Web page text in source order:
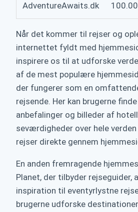
AdventureAwaits.dk
Når det kommer til rejser og
internettet fyldt med
inspirere os til at udforske
af de mest populære
der fungerer som en
rejsende. Her kan brugerne
anbefalinger og billeder af
seværdigheder over hele
rejser direkte gennem
En anden fremragende
Planet, der tilbyder rejseguider,
inspiration til eventyrlystne
brugerne udforske